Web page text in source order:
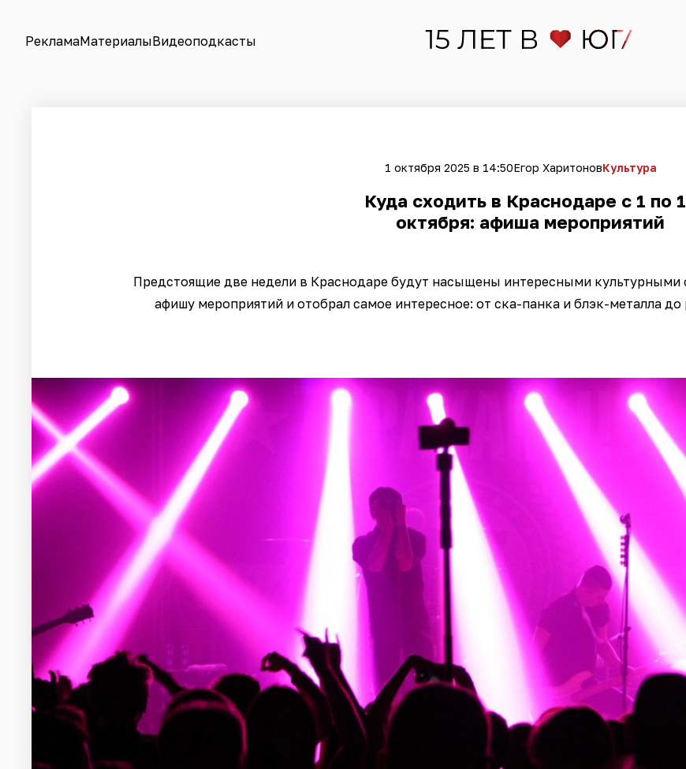
РекламаМатериалыВидеоподкасты
1 октября 2025 в 14:50Егор ХаритоновКультура
Куда сходить в Краснодаре с 1 по
октября: афиша мероприятий
Предстоящие две недели в Краснодаре будут насыщены интересными культурными
афишу мероприятий и отобрал самое интересное: от ска-панка и блэк-металла до